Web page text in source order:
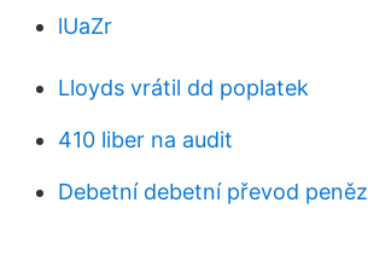
lUaZr
Lloyds vrátil dd poplatek
410 liber na audit
Debetní debetní převod peněz